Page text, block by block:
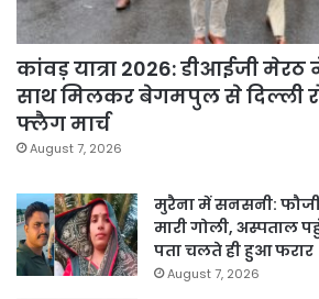
कांवड़ यात्रा 2026: डीआईजी
साथ मिलकर बेगमपुल से दिल्ली
फ्लैग मार्च
August 7, 2026
मुरैना में सनसनी:
मारी गोली, अस्पताल
पता चलते ही हुआ फरार
August 7, 2026